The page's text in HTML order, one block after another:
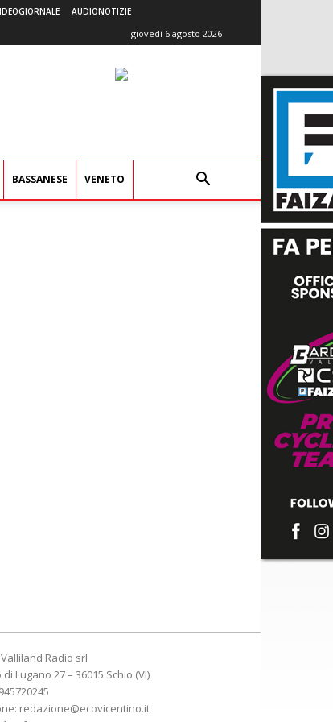
AUDIONOTIZIE
giovedì 6 agosto 2026
BASSANESE VENETO
Radio srl
Lugano 27 – 36015 Schio (VI)
redazione@ecovicentino.it